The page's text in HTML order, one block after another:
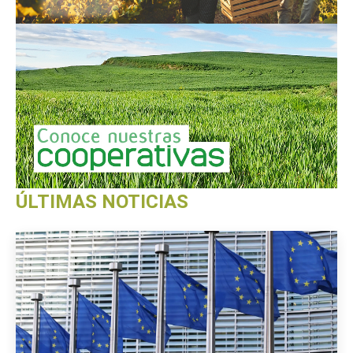
ÚLTIMAS NOTICIAS